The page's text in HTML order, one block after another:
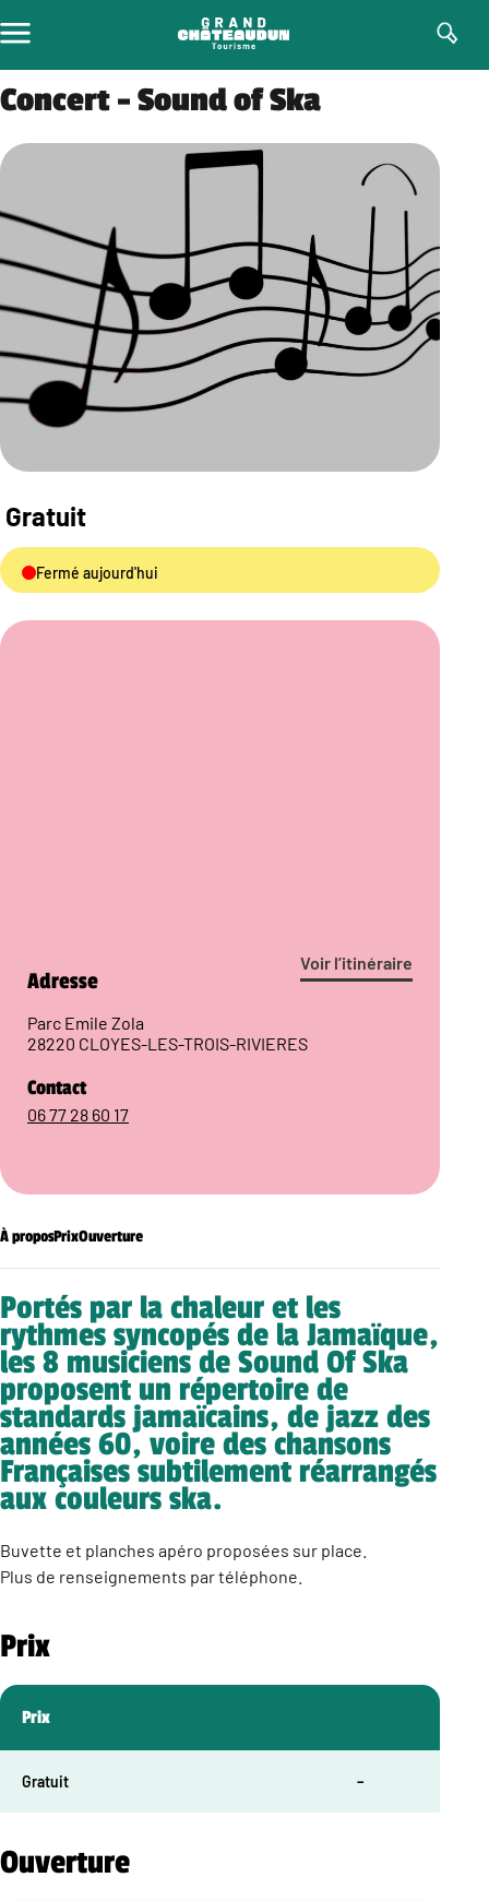
au
contenu
Concert – Sound of Ska
Gratuit
Fermé aujourd'hui
Voir l’itinéraire
Adresse
Parc Emile Zola
28220 CLOYES-LES-TROIS-RIVIERES
Contact
06 77 28 60 17
À proposPrixOuverture
Portés par la chaleur et les
rythmes syncopés de la Jamaïque,
les 8 musiciens de Sound Of Ska
proposent un répertoire de
standards jamaïcains, de jazz des
années 60, voire des chansons
Françaises subtilement réarrangés
aux couleurs ska.
Buvette et planches apéro proposées sur place.
Plus de renseignements par téléphone.
Prix
Prix
Gratuit –
Ouverture